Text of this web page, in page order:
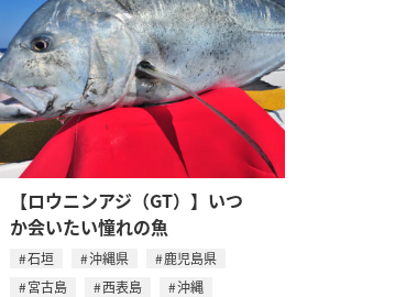
【ロウニンアジ（GT）】いつ
か会いたい憧れの魚
石垣 沖縄県
鹿児島県
宮古島
西表島
沖縄